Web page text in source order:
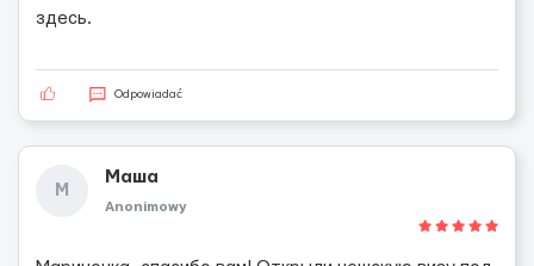
здесь.
Odpowiadać
М
Маша
Anonimowy